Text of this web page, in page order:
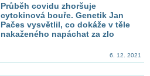
Průběh covidu zhoršuje
cytokinová bouře. Genetik Jan
Pačes vysvětlil, co dokáže v těle
nakaženého napáchat za zlo
6. 12. 2021